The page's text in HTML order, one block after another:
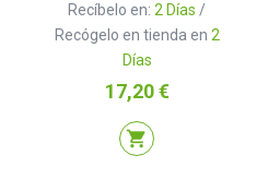
Recíbelo en: 2 Días /
Recógelo en tienda en 2
Días
Precio
17,20 €
shopping_cart